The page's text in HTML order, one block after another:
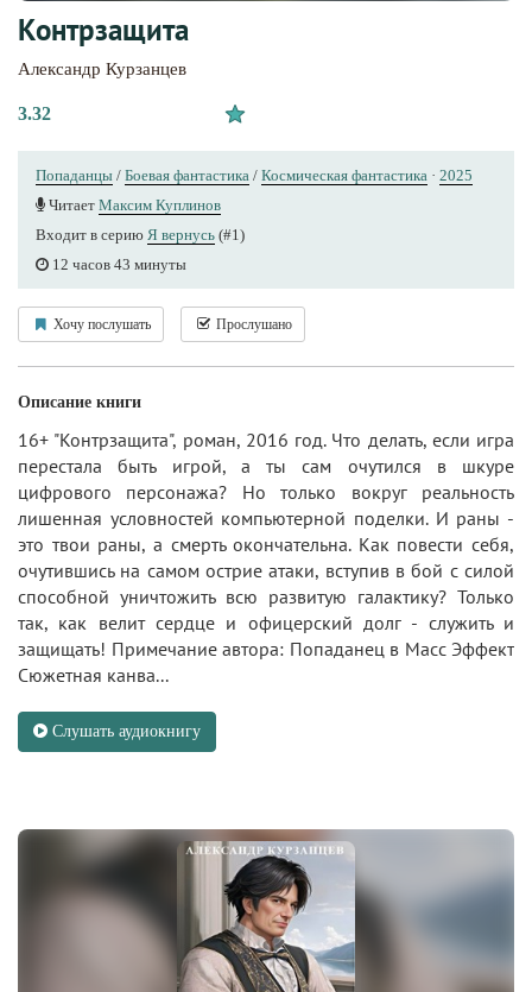
Контрзащита
Александр Курзанцев
3.32
Попаданцы / Боевая фантастика / Космическая фантастика · 2025
Читает Максим Куплинов
Входит в серию Я вернусь (#1)
12 часов 43 минуты
Хочу послушать Прослушано
Описание книги
16+ "Контрзащита", роман, 2016 год. Что делать, если игра
перестала быть игрой, а ты сам очутился в шкуре
цифрового персонажа? Но только вокруг реальность
лишенная условностей компьютерной поделки. И раны -
это твои раны, а смерть окончательна. Как повести себя,
очутившись на самом острие атаки, вступив в бой с силой
способной уничтожить всю развитую галактику? Только
так, как велит сердце и офицерский долг - служить и
защищать! Примечание автора: Попаданец в Масс Эффект
Сюжетная канва...
Слушать аудиокнигу